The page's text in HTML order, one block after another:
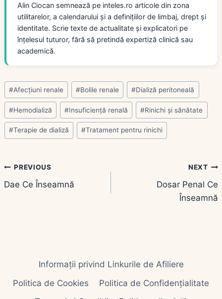
Alin Ciocan semnează pe inteles.ro articole din zona
utilitarelor, a calendarului și a definițiilor de limbaj, drept și
identitate. Scrie texte de actualitate și explicatori pe
înțelesul tuturor, fără să pretindă expertiză clinică sau
academică.
Post
Tags:
#Afecțiuni renale #Bolile renale #Dializă peritoneală
#Hemodializă #Insuficiență renală #Rinichi și sănătate
#Terapie de dializă #Tratament pentru rinichi
Navigare
în
PREVIOUS
Dae Ce Înseamnă
NEXT
Dosar Penal Ce
Înseamnă
Informații privind Linkurile de Afiliere
Politica de Cookies
Politica de Confidențialitate